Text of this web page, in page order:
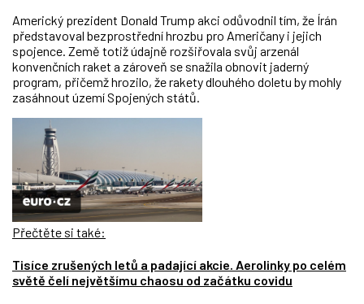
Americký prezident Donald Trump akci odůvodnil tím, že Írán
představoval bezprostřední hrozbu pro Američany i jejich
spojence. Země totiž údajně rozšiřovala svůj arzenál
konvenčních raket a zároveň se snažila obnovit jaderný
program, přičemž hrozilo, že rakety dlouhého doletu by mohly
zasáhnout území Spojených států.
Přečtěte si také:
Tisíce zrušených letů a padající akcie. Aerolinky po celém
světě čelí největšímu chaosu od začátku covidu